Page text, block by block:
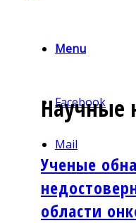
Menu
Facebook
Mail
Научные
Ученые
области